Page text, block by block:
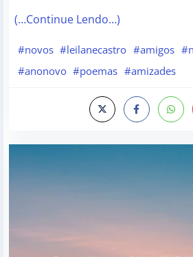
(…Continue Lendo…)
#novos #leilanecastro #amigos
#anonovo #poemas #amizades